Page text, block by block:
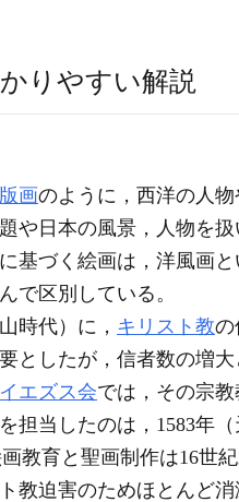
りやすい解説
画のように，西洋の人
や日本の風景，人物を
基づく絵画は，洋風画
で区別している。
時代）に， キリスト教の
としたが，信者数の増
イエズス会では，その宗
担当したのは，1583年
教育と聖画制作は16世
教迫害のためほとんど